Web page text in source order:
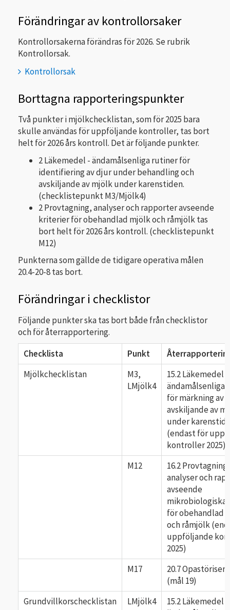
Förändringar av kontrollorsaker
Kontrollorsakerna förändras för 2026. Se rubrik
Kontrollorsak.
Kontrollorsak
Borttagna rapporteringspunkter
Två punkter i mjölkchecklistan, som för 2025 bara
skulle användas för uppföljande kontroller, tas bort
helt för 2026 års kontroll. Det är följande punkter.
2 Läkemedel - ändamålsenliga rutiner för
identifiering av djur under behandling och
avskiljande av mjölk under karenstiden.
(checklistepunkt M3/Mjölk4)
2 Provtagning, analyser och rapporter avseende
kriterier för obehandlad mjölk och råmjölk tas
bort helt för 2026 års kontroll. (checklistepunkt
M12)
Punkterna som gällde de tidigare operativa målen
20.4-20-8 tas bort.
Förändringar i checklistor
Följande punkter ska tas bort både från checklistor
och för återrapportering.
Checklista
Punkt
Mjölkchecklistan
M3,
LMjölk4
15.2 Läkemedel -
ändamålsenliga
för märkning av
avskiljande av
under
(endast för
kontroller 2025)
M12
16.2 Provtagning,
analyser och
avseende
mikrobiologiska
för obehandlad
och råmjölk
uppföljande
2025)
M17
20.7
(mål 19)
Grundvillkorschecklistan
LMjölk4
15.2 Läkemedel -